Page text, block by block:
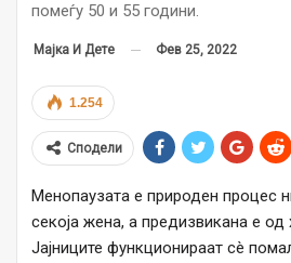
помеѓу 50 и 55 години.
Мајка И Дете Фев 25, 2022
1.254
Сподели
Менопаузата е природен процес
секоја жена, а предизвикана е
Јајниците функционираат сè